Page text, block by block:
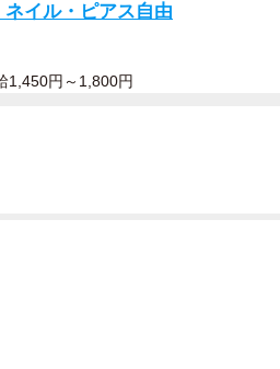
ー･オブ･ザ･イヤー特別賞を受賞
イル・ピアス自由
1,450円～1,800円